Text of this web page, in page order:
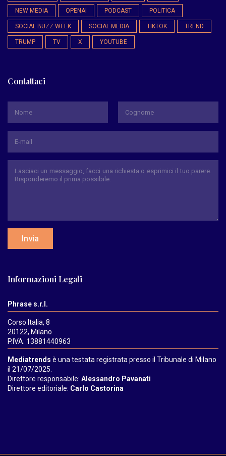
NEW MEDIA OPENAI PODCAST POLITICA
SOCIAL BUZZ WEEK SOCIAL MEDIA TIKTOK TREND
TRUMP TV X YOUTUBE
Contattaci
Invia
Informazioni Legali
Phrase s.r.l.
Corso Italia, 8
20122, Milano
P.IVA: 13881440963
Mediatrends è una testata registrata presso il Tribunale di Milano
il 21/07/2025.
Direttore responsabile: Alessandro Pavanati
Direttore editoriale: Carlo Castorina